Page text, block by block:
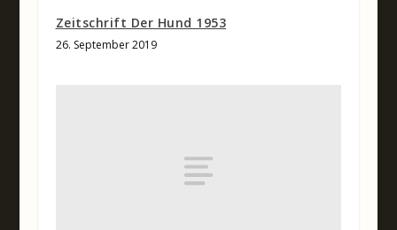
Zeitschrift Der Hund 1953
26. September 2019